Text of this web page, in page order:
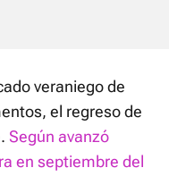
veraniego de
el regreso de
Según avanzó
en septiembre del